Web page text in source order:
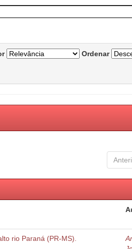
Ordenar
rio Paraná (PR-MS).